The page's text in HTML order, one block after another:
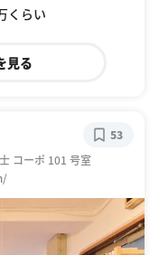
くらい
見る
コーポ 101 号室
53